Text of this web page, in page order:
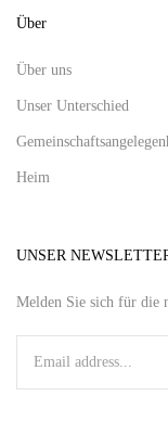
Über
Über uns
Unser Unterschied
Heim
UNSER
Melden Sie sich für die